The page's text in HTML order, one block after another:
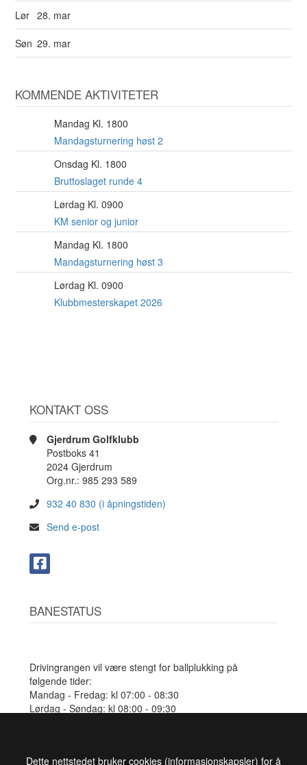
Lør 28. mar
Søn 29. mar
KOMMENDE AKTIVITETER
Mandag Kl. 1800
Mandagsturnering høst 2
Onsdag Kl. 1800
Bruttoslaget runde 4
Lørdag Kl. 0900
KM senior og junior
Mandag Kl. 1800
Mandagsturnering høst 3
Lørdag Kl. 0900
Klubbmesterskapet 2026
KONTAKT OSS
Gjerdrum Golfklubb
Postboks 41
2024 Gjerdrum
Org.nr.: 985 293 589
932 40 830 (i åpningstiden)
Send e-post
BANESTATUS
Drivingrangen vil være stengt for ballplukking på
følgende tider:
Mandag - Fredag: kl 07:00 - 08:30
Lørdag - Søndag: kl 08:00 - 09:30
Dette nettstedet bruker cookies (informasjonskapsler) for å